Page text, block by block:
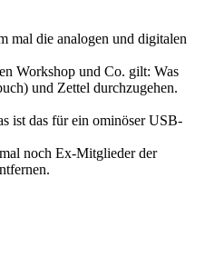
mal die analogen und digitalen
Workshop und Co. gilt: Was
und Zettel durchzugehen.
ist das für ein ominöser USB-
noch Ex-Mitglieder der